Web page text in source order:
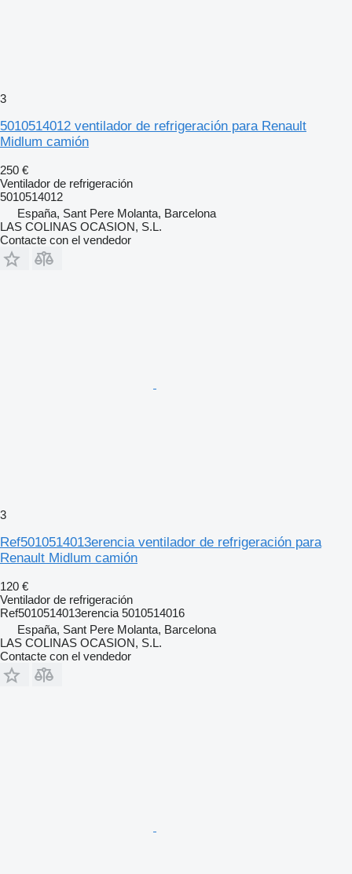
3
5010514012 ventilador de refrigeración para Renault
Midlum camión
250 €
Ventilador de refrigeración
5010514012
España, Sant Pere Molanta, Barcelona
LAS COLINAS OCASION, S.L.
Contacte con el vendedor
3
Ref5010514013erencia ventilador de refrigeración para
Renault Midlum camión
120 €
Ventilador de refrigeración
Ref5010514013erencia 5010514016
España, Sant Pere Molanta, Barcelona
LAS COLINAS OCASION, S.L.
Contacte con el vendedor